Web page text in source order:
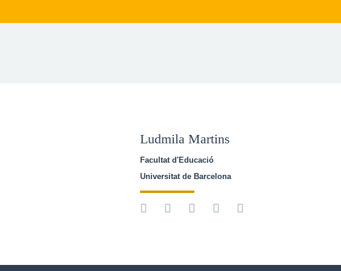
Ludmila Martins
Facultat d'Educació
Universitat de Barcelona